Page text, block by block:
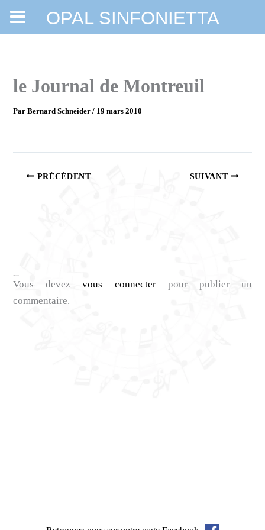
le Journal de Montreuil
ParBernard Schneider/ 19 mars 2010
PRÉCÉDENT SUIVANT
Vous devezvous connecterpour publier un
commentaire.
OPAL SINFONIETTA